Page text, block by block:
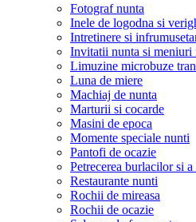
Fotograf nunta
Inele de logodna si
Intretinere si
Invitatii nunta si meniuri
Limuzine microbuze
Luna de miere
Machiaj de nunta
Marturii si cocarde
Masini de epoca
Momente speciale nunti
Pantofi de ocazie
Petrecerea burlacilor si
Restaurante nunti
Rochii de mireasa
Rochii de ocazie